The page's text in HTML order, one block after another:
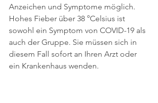
Anzeichen und Symptome möglich.
Hohes Fieber über 38 °Celsius ist
sowohl ein Symptom von COVID-19 als
auch der Gruppe. Sie müssen sich in
diesem Fall sofort an Ihren Arzt oder
ein Krankenhaus wenden.